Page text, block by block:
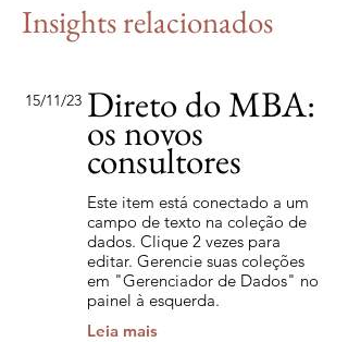
Insights relacionados
15/11/23 Direto do MBA:
os novos
consultores
Este item está conectado a um
campo de texto na coleção de
dados. Clique 2 vezes para
editar. Gerencie suas coleções
em "Gerenciador de Dados" no
painel à esquerda.
Leia mais